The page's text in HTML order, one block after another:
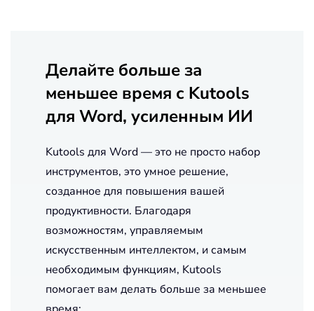
Делайте больше за
меньшее время с Kutools
для Word, усиленным ИИ
Kutools для Word — это не просто набор
инструментов, это умное решение,
созданное для повышения вашей
продуктивности. Благодаря
возможностям, управляемым
искусственным интеллектом, и самым
необходимым функциям, Kutools
помогает вам делать больше за меньшее